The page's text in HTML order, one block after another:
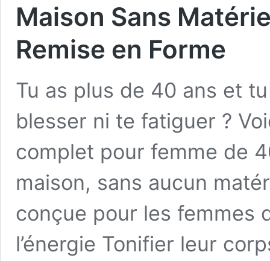
Maison Sans
Remise en Forme
Tu as plus de 40 ans et
blesser ni te fatiguer ?
complet pour femme de
maison, sans aucun
conçue pour les femmes
l’énergie Tonifier leur